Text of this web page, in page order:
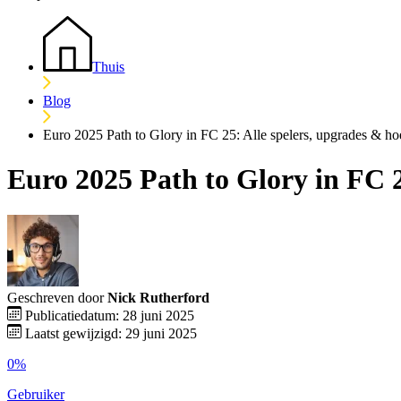
Thuis
Blog
Euro 2025 Path to Glory in FC 25: Alle spelers, upgrades &
Euro 2025 Path to Glory in FC
Geschreven door Nick Rutherford
Publicatiedatum: 28 juni 2025
Laatst gewijzigd: 29 juni 2025
0%
Gebruiker